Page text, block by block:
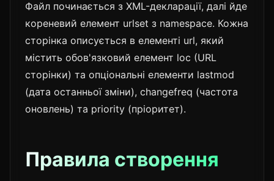
Файл починається з XML-декларації, далі йде
кореневий елемент urlset з namespace. Кожна
сторінка описується в елементі url, який
містить обов'язковий елемент loc (URL
сторінки) та опціональні елементи lastmod
(дата останньої зміни), changefreq (частота
оновлень) та priority (пріоритет).
Правила створення